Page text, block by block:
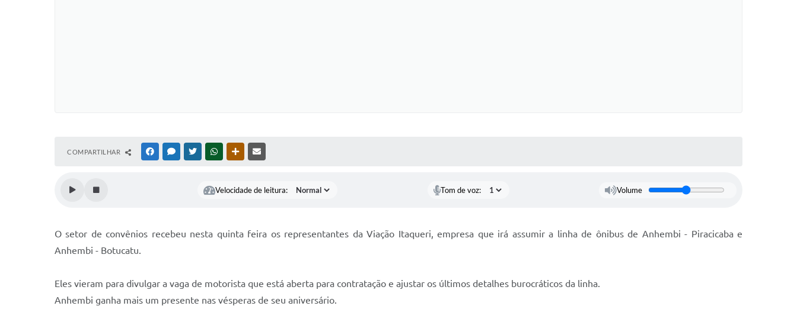
COMPARTILHAR FACEBOOKMESSENGER
TWITTERWHATSAPPOUTRAS MÍDIAS
Velocidade de leitura: Tom de voz: Volume
O setor de convênios recebeu nesta quinta feira os representantes da Viação Itaqueri, empresa que irá assumir a linha de ônibus de Anhembi - Piracicaba e
Anhembi - Botucatu.
Eles vieram para divulgar a vaga de motorista que está aberta para contratação e ajustar os últimos detalhes burocráticos da linha.
Anhembi ganha mais um presente nas vésperas de seu aniversário.